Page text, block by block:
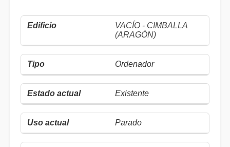
VACÍO - CIMBALLA
(ARAGÓN)
Ordenador
Existente
Parado